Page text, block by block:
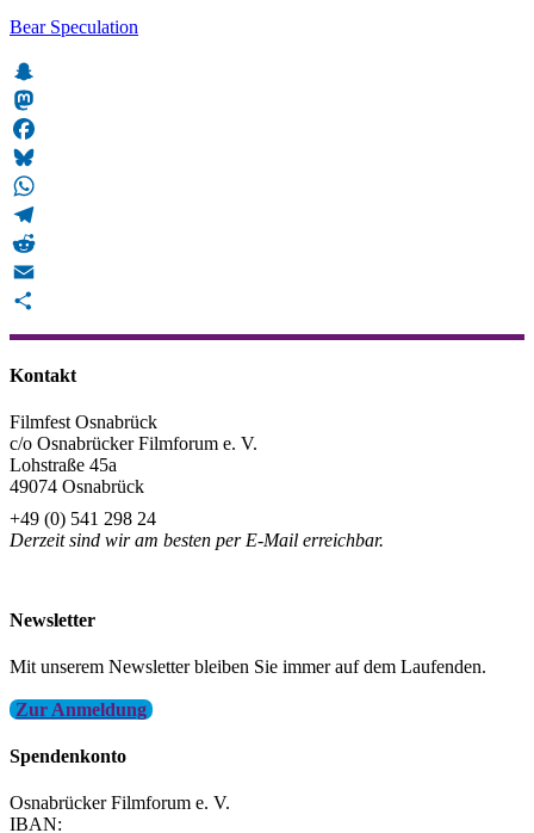
Bear Speculation
Snapchat
Mastodon
Facebook
Bluesky
WhatsApp
Telegram
Reddit
Email
Kontakt
Filmfest Osnabrück
c/o Osnabrücker Filmforum e. V.
Lohstraße 45a
49074 Osnabrück
+49 (0) 541 298 24
Derzeit sind wir am besten per E-Mail erreichbar.
Newsletter
Mit unserem Newsletter bleiben Sie immer auf dem Laufenden.
Zur Anmeldung
Spendenkonto
Osnabrücker Filmforum e. V.
IBAN: